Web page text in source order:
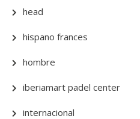
head
hispano frances
hombre
iberiamart padel center
internacional